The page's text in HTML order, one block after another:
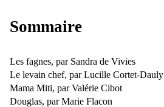
Sommaire
Les fagnes, par Sandra de Vivies
Le levain chef, par Lucille Cortet-Dauly
Mama Miti, par Valérie Cibot
Douglas, par Marie Flacon